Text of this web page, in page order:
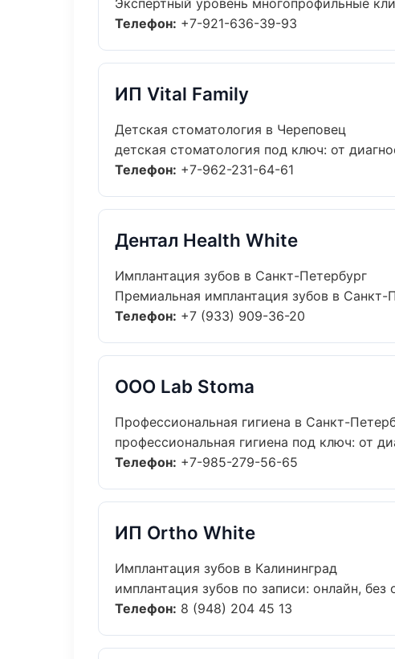
Экспертный уровень многопрофильные
Телефон: +7-921-636-39-93
ИП Vital Family
Детская стоматология в Череповец
детская стоматология под ключ: от
Телефон: +7-962-231-64-61
Дентал Health White
Имплантация зубов в Санкт-Петербург
Премиальная имплантация зубов в Санкт-
Телефон: +7 (933) 909-36-20
ООО Lab Stoma
Профессиональная гигиена в Санкт-
профессиональная гигиена под ключ: от
Телефон: +7-985-279-56-65
ИП Ortho White
Имплантация зубов в Калининград
имплантация зубов по записи: онлайн,
Телефон: 8 (948) 204 45 13